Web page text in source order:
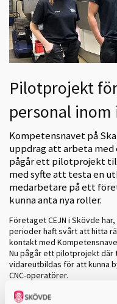
Pilotprojekt
personal
Kompetensnavet på
uppdrag att arbeta
pågår ett pilotprojekt
med syfte att testa en
medarbetare på ett
kunna anta nya roller.
Företaget CEJN i Skövde
perioder haft svårt att hitta
kontakt med
Nu pågår ett pilotprojekt
vidareutbildas för att kunna
CNC-operatörer.
- Kompetensnavet kunde